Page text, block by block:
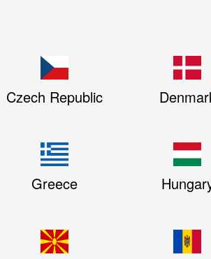
Czech Republic
Greece